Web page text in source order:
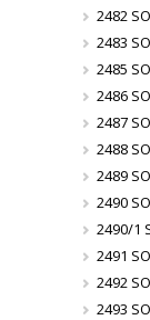
2482
2483
2485
2486
2487
2488
2489
2490
2490/1
2491
2492
2493